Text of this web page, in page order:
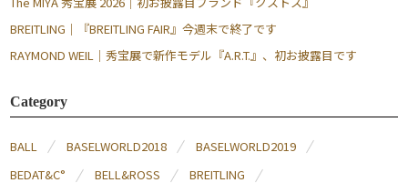
BREITLING｜『BREITLING FAIR』今週末で終了です
RAYMOND WEIL｜秀宝展で新作モデル『A.R.T.』、初お披露目です
Category
BALL BASELWORLD2018
BASELWORLD2019
BEDAT&C°
BELL&ROSS
BREITLING